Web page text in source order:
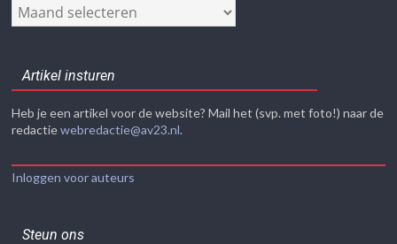
Nieuwsarchief
Artikel insturen
Heb je een artikel voor de website? Mail het (svp. met foto!) naar de
redactiewebredactie@av23.nl.
Inloggen voor auteurs
Steun ons